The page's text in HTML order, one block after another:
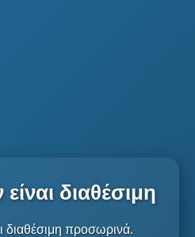
διαθέσιμη
διαθέσιμη προσωρινά.